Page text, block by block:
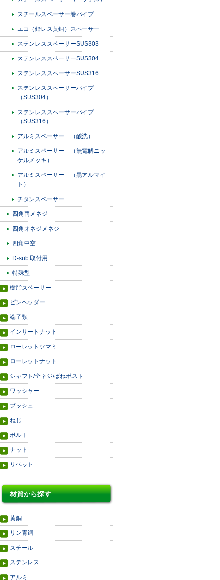
スチールスペーサー巻パイプ
エコ（鉛レス黄銅）スペーサー
ステンレススペーサーSUS303
ステンレススペーサーSUS304
ステンレススペーサーSUS316
ステンレススペーサーパイプ
（SUS304）
ステンレススペーサーパイプ
（SUS316）
アルミスペーサー （酸洗）
アルミスペーサー （無電解ニッ
ケルメッキ）
アルミスペーサー （黒アルマイ
ト）
チタンスペーサー
四角両メネジ
四角オネジメネジ
四角中空
D-sub 取付用
特殊型
樹脂スペーサー
ピンヘッダー
端子類
インサートナット
ローレットツマミ
ローレットナット
シャフト/全ネジ/ばねポスト
ワッシャー
ブッシュ
ねじ
ボルト
ナット
リベット
材質から探す
黄銅
リン青銅
スチール
ステンレス
アルミ